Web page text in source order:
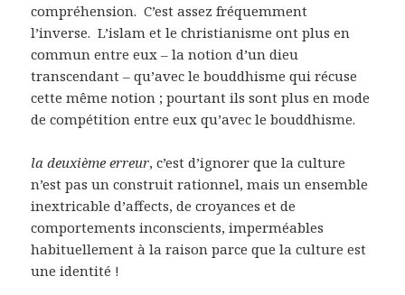
compréhension. C’est assez fréquemment
l’inverse. L’islam et le christianisme ont plus en
commun entre eux – la notion d’un dieu
transcendant – qu’avec le bouddhisme qui récuse
cette même notion ; pourtant ils sont plus en mode
de compétition entre eux qu’avec le bouddhisme.
la deuxième erreur, c’est d’ignorer que la culture
n’est pas un construit rationnel, mais un ensemble
inextricable d’affects, de croyances et de
comportements inconscients, imperméables
habituellement à la raison parce que la culture est
une identité !